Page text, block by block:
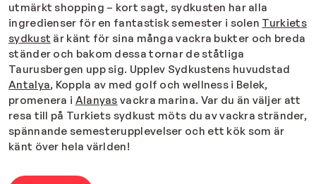
utmärkt shopping – kort sagt, sydkusten har alla
ingredienser för en fantastisk semester i solen Turkiets
sydkust är känt för sina många vackra bukter och breda
ständer och bakom dessa tornar de ståtliga
Taurusbergen upp sig. Upplev Sydkustens huvudstad
Antalya, Koppla av med golf och wellness i Belek,
promenera i Alanyas vackra marina. Var du än väljer att
resa till på Turkiets sydkust möts du av vackra stränder,
spännande semesterupplevelser och ett kök som är
känt över hela världen!